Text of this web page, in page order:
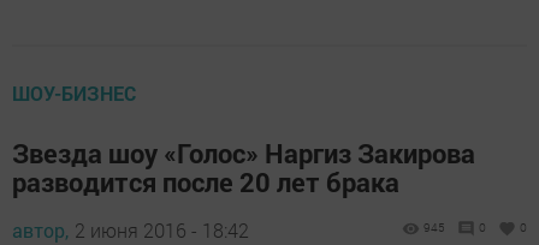
ШОУ-БИЗНЕС
Звезда шоу «Голос» Наргиз Закирова
разводится после 20 лет брака
автор, 2 июня 2016 - 18:42 945 0 0